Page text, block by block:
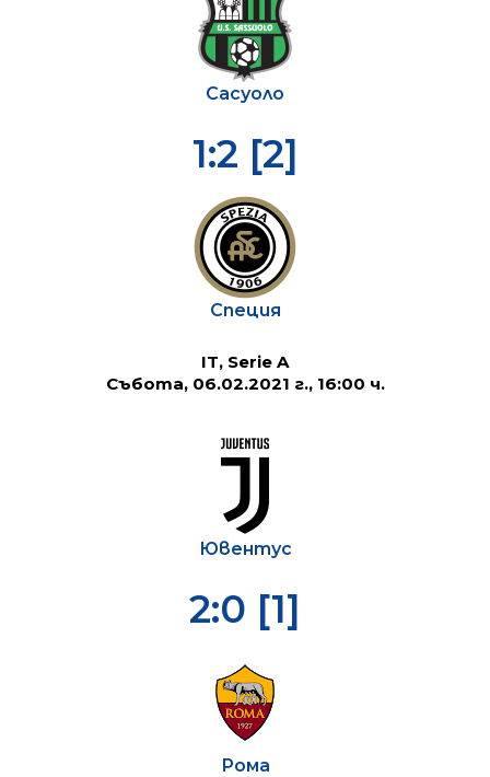
Сасуоло
1:2 [2]
Специя
IT, Serie A
Събота, 06.02.2021 г., 16:00 ч.
Ювентус
2:0 [1]
Рома